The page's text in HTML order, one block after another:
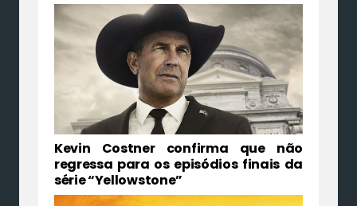
Kevin Costner confirma que não
regressa para os episódios finais da
série “Yellowstone”